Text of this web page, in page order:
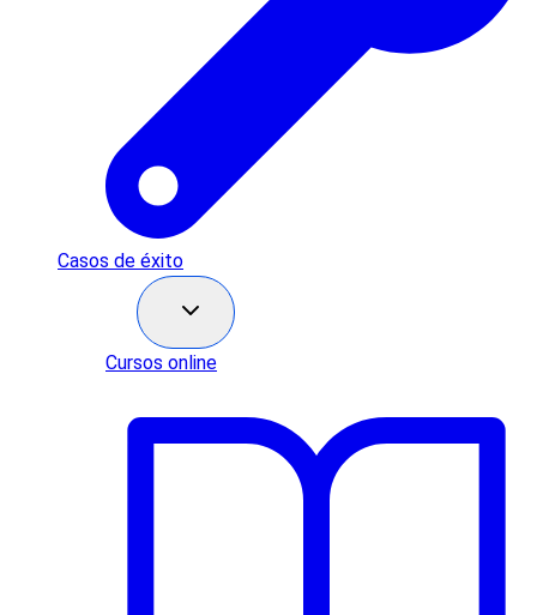
Casos de éxito
Cursos online